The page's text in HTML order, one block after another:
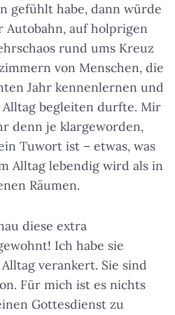
gefühlt habe, dann würde
Autobahn, auf holprigen
rund ums Kreuz
von Menschen, die
Jahr kennenlernen und
begleiten durfte. Mir
denn je klargeworden,
Tuwort ist – etwas, was
Alltag lebendig wird als in
Räumen.
diese extra
Ich habe sie
verankert. Sie sind
Für mich ist es nichts
Gottesdienst zu